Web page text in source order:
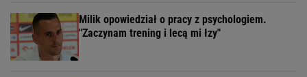
Milik opowiedział o pracy z psychologiem.
"Zaczynam trening i lecą mi łzy"